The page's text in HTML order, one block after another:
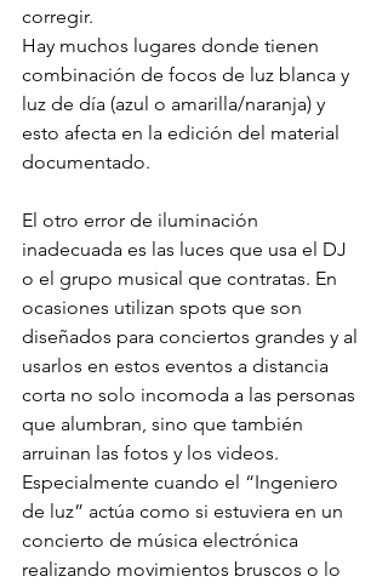
corregir.
Hay muchos lugares donde tienen
combinación de focos de luz blanca y
luz de día (azul o amarilla/naranja) y
esto afecta en la edición del material
documentado.
El otro error de iluminación
inadecuada es las luces que usa el DJ
o el grupo musical que contratas. En
ocasiones utilizan spots que son
diseñados para conciertos grandes y al
usarlos en estos eventos a distancia
corta no solo incomoda a las personas
que alumbran, sino que también
arruinan las fotos y los videos.
Especialmente cuando el “Ingeniero
de luz” actúa como si estuviera en un
concierto de música electrónica
realizando movimientos bruscos o lo